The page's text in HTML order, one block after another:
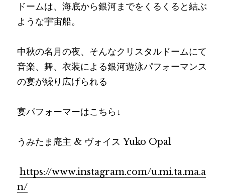
Store
Search
ドームは、海底から銀河までをくるくると結ぶ
ような宇宙船。
中秋の名月の夜、そんなクリスタルドームにて
音楽、舞、衣装による銀河遊泳パフォーマンス
の宴が繰り広げられる
宴パフォーマーはこちら↓
うみたま庵主 & ヴォイス Yuko Opal
https://www.instagram.com/u.mi.ta.ma.a
n/